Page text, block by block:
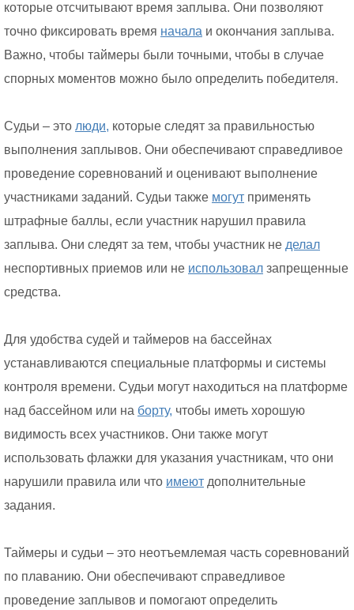
которые отсчитывают время заплыва. Они позволяют
точно фиксировать время начала и окончания заплыва.
Важно, чтобы таймеры были точными, чтобы в случае
спорных моментов можно было определить победителя.
Судьи – это люди, которые следят за правильностью
выполнения заплывов. Они обеспечивают справедливое
проведение соревнований и оценивают выполнение
участниками заданий. Судьи также могут применять
штрафные баллы, если участник нарушил правила
заплыва. Они следят за тем, чтобы участник не делал
неспортивных приемов или не использовал запрещенные
средства.
Для удобства судей и таймеров на бассейнах
устанавливаются специальные платформы и системы
контроля времени. Судьи могут находиться на платформе
над бассейном или на борту, чтобы иметь хорошую
видимость всех участников. Они также могут
использовать флажки для указания участникам, что они
нарушили правила или что имеют дополнительные
задания.
Таймеры и судьи – это неотъемлемая часть соревнований
по плаванию. Они обеспечивают справедливое
проведение заплывов и помогают определить